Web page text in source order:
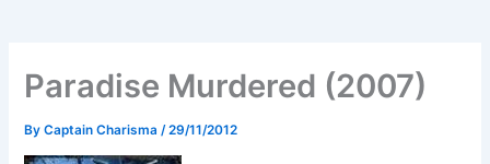
Paradise Murdered (2007)
ByCaptain Charisma /29/11/2012